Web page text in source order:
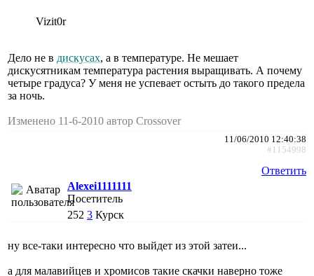
Vizit0r
Дело не в дискусах, а в температуре. Не мешает
дискусятникам температура растения выращивать. А почему
четыре градуса? У меня не успевает остыть до такого предела
за ночь.
Изменено 11-6-2010 автор Crossover
11/06/2010 12:40:38
#1154998
Ответить
Alexei1111111
Посетитель
252 3 Курск
ну все-таки интересно что выйдет из этой затеи...
а для малавийцев и хромисов такие скачки наверно тоже